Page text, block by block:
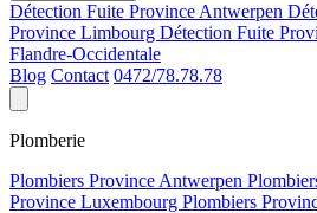
Détection Fuite Province Antwerpen
Province Limbourg Détection Fuite
Flandre-Occidentale
Blog Contact 0472/78.78.78
Plomberie
Plombiers Province Antwerpen
Province Luxembourg Plombiers